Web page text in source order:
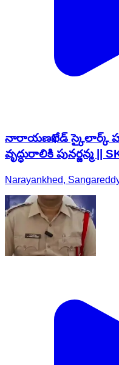
నారాయణఖేడ్ స్కైలార్క్
వృద్ధురాలికి పునర్జన్మ ||
Narayankhed,